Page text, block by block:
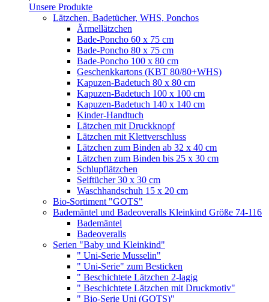
Unsere Produkte
Lätzchen, Badetücher, WHS, Ponchos
Ärmellätzchen
Bade-Poncho 60 x 75 cm
Bade-Poncho 80 x 75 cm
Bade-Poncho 100 x 80 cm
Geschenkkartons (KBT 80/80+WHS)
Kapuzen-Badetuch 80 x 80 cm
Kapuzen-Badetuch 100 x 100 cm
Kapuzen-Badetuch 140 x 140 cm
Kinder-Handtuch
Lätzchen mit Druckknopf
Lätzchen mit Klettverschluss
Lätzchen zum Binden ab 32 x 40 cm
Lätzchen zum Binden bis 25 x 30 cm
Schlupflätzchen
Seiftücher 30 x 30 cm
Waschhandschuh 15 x 20 cm
Bio-Sortiment "GOTS"
Bademäntel und Badeoveralls Kleinkind Größe 74-116
Bademäntel
Badeoveralls
Serien "Baby und Kleinkind"
" Uni-Serie Musselin"
" Uni-Serie" zum Besticken
" Beschichtete Lätzchen 2-lagig
" Beschichtete Lätzchen mit Druckmotiv"
" Bio-Serie Uni (GOTS)"